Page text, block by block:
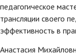
педагогическое
трансляции своего
эффективность в
Анастасия